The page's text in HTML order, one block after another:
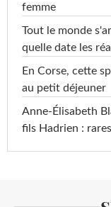
femme
Tout le monde
quelle date les
En Corse, cette
au petit déjeuner
Anne-Élisabeth
fils Hadrien :